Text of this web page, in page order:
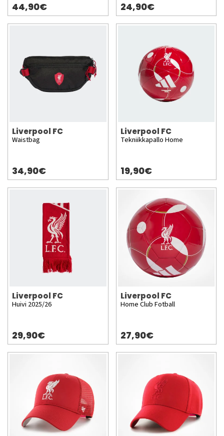
44,90€ 24,90€
Liverpool FC
Waistbag
34,90€
Liverpool FC
Tekniikkapallo Home
19,90€
Liverpool FC
Huivi 2025/26
29,90€
Liverpool FC
Home Club Fotball
27,90€